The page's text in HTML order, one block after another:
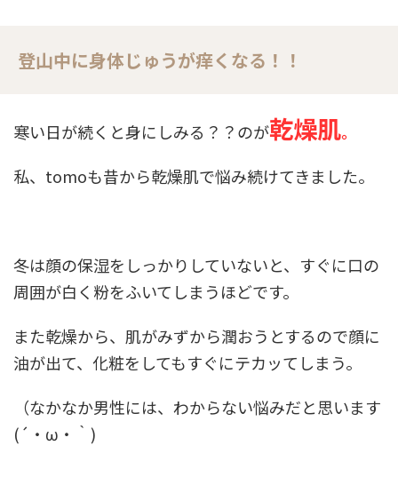
登山中に身体じゅうが痒くなる！！
寒い日が続くと身にしみる？？のが乾燥肌。
私、tomoも昔から乾燥肌で悩み続けてきました。
冬は顔の保湿をしっかりしていないと、すぐに口の
周囲が白く粉をふいてしまうほどです。
また乾燥から、肌がみずから潤おうとするので顔に
油が出て、化粧をしてもすぐにテカッてしまう。
（なかなか男性には、わからない悩みだと思います
(´・ω・｀)